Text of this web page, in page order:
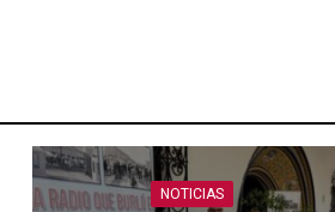
NOTICIAS